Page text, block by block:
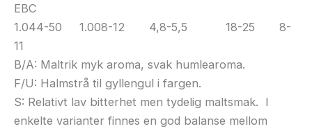
EBC
1.044-50 1.008-12 4,8-5,5 18-25 8-
11
B/A: Maltrik myk aroma, svak humlearoma.
F/U: Halmstrå til gyllengul i fargen.
S: Relativt lav bitterhet men tydelig maltsmak. I
enkelte varianter finnes en god balanse mellom